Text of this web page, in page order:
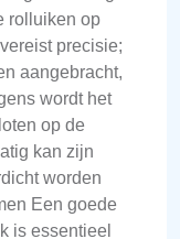
rolluiken op
precisie;
aangebracht,
wordt het
op de
kan zijn
worden
Een goede
is essentieel